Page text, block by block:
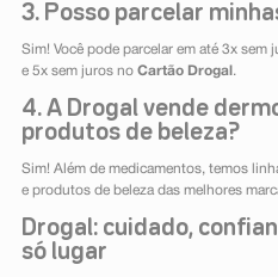
3. Posso parcelar
Sim! Você pode parcelar em até 3x
e 5x sem juros no Cartão Drogal .
4. A Drogal vende
produtos de beleza?
Sim! Além de medicamentos, temos
e produtos de beleza das melhores
Drogal: cuidado,
só lugar